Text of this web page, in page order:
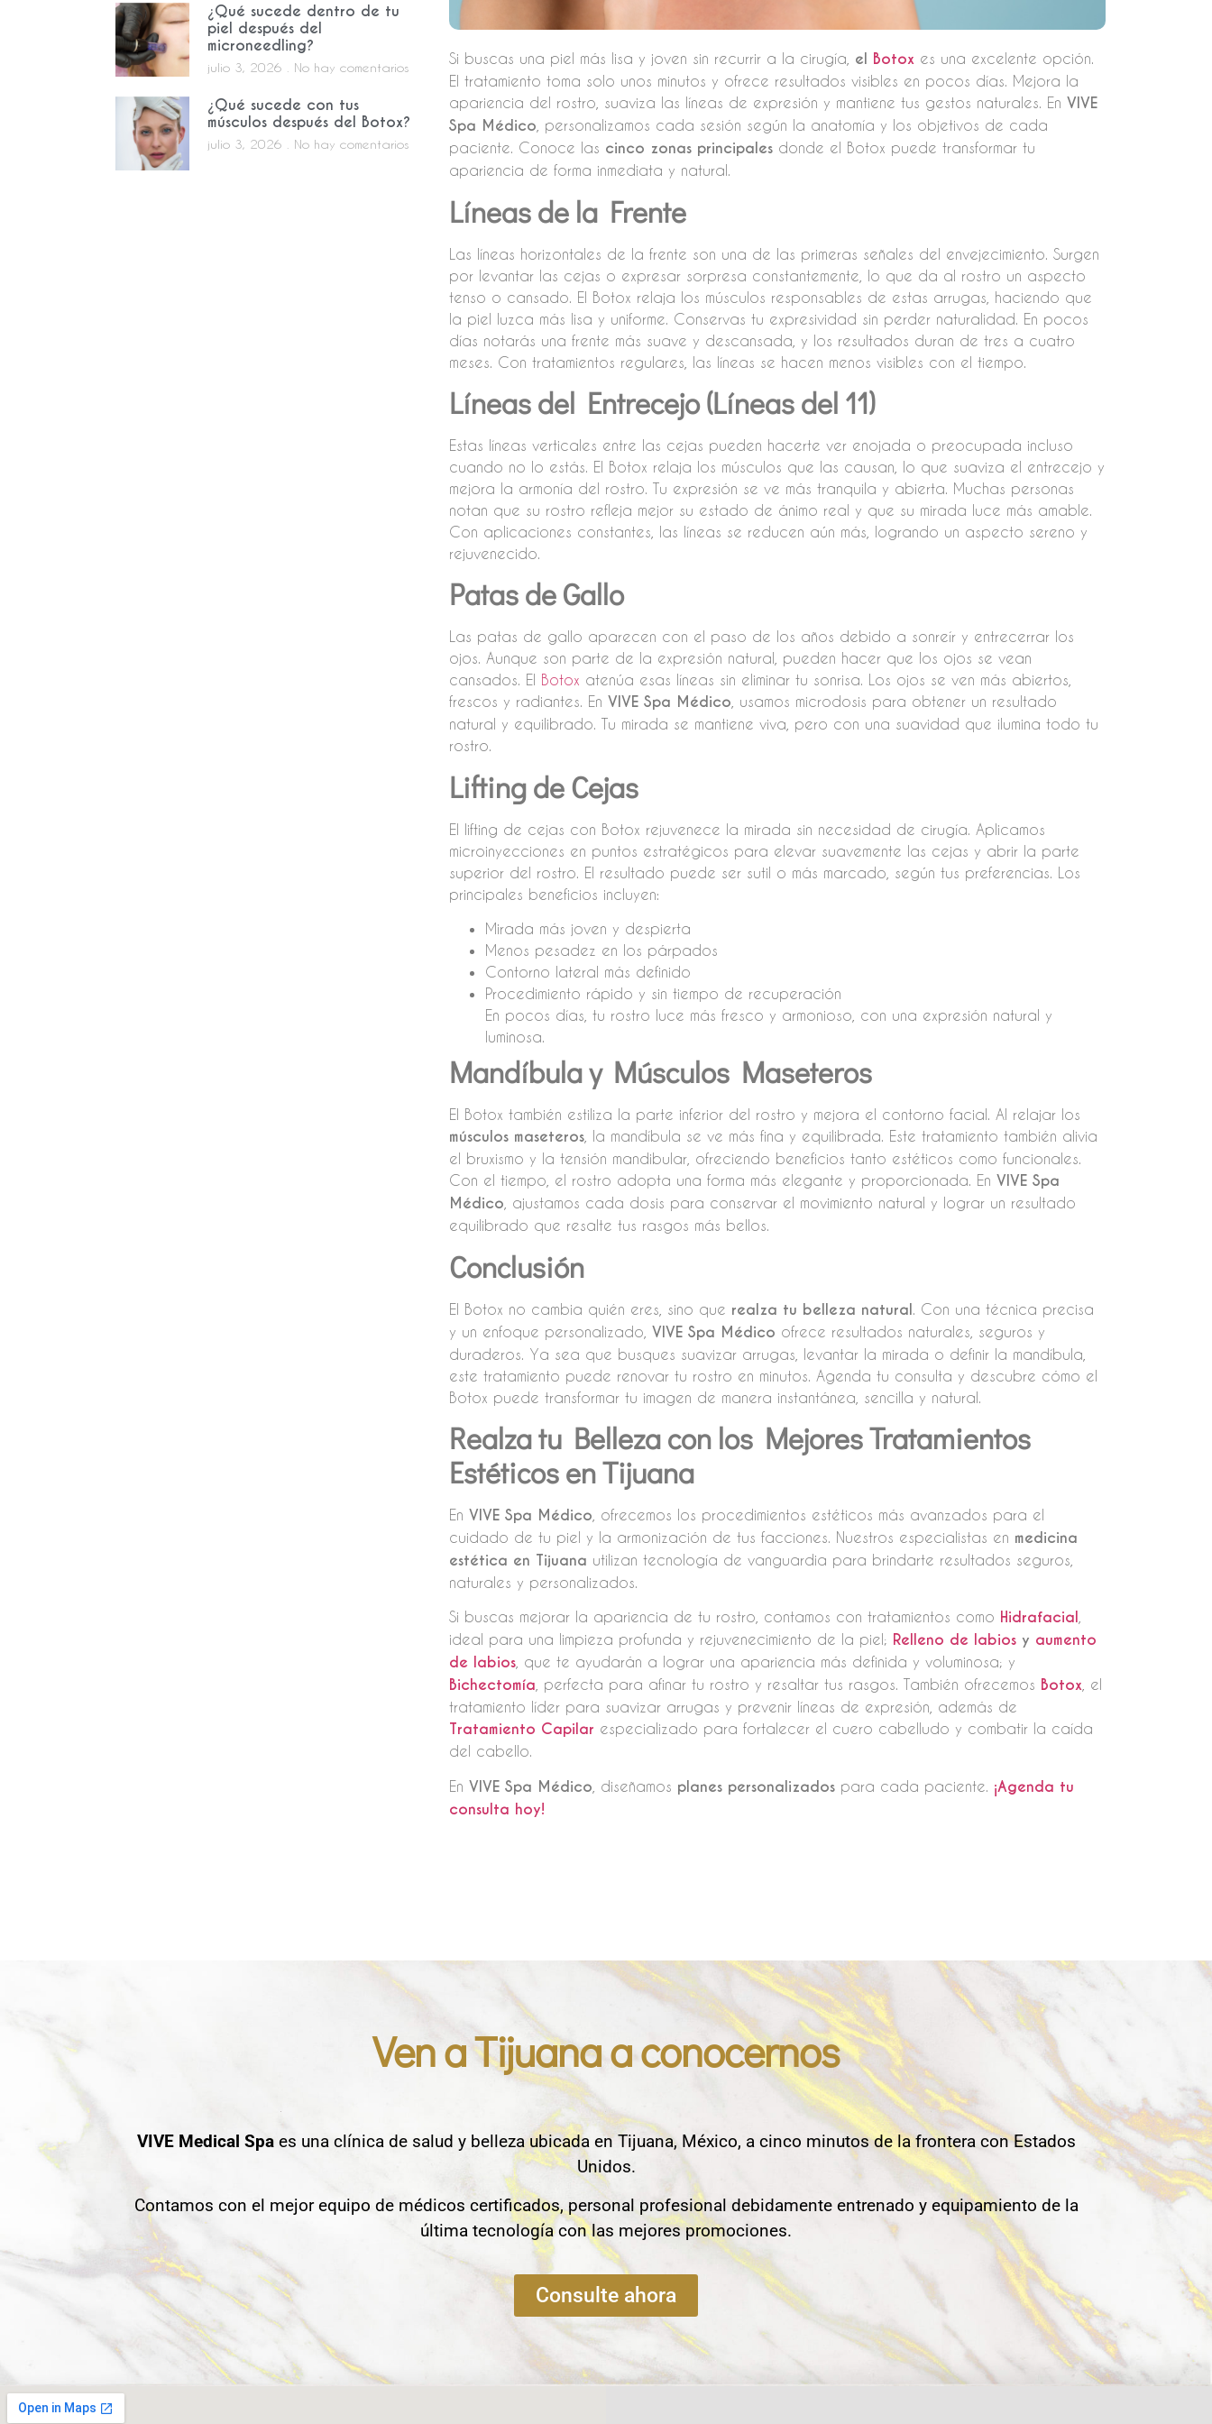
¿Qué sucede dentro de tu
piel después del
microneedling?
julio 3, 2026 No hay comentarios
¿Qué sucede con tus
músculos después del Botox?
julio 3, 2026 No hay comentarios
Si buscas una piel más lisa y joven sin recurrir a la cirugía, el Botox es una excelente opción.
El tratamiento toma solo unos minutos y ofrece resultados visibles en pocos días. Mejora la
apariencia del rostro, suaviza las líneas de expresión y mantiene tus gestos naturales. En VIVE
Spa Médico , personalizamos cada sesión según la anatomía y los objetivos de cada
paciente. Conoce las cinco zonas principalesdonde el Botox puede transformar tu
apariencia de forma inmediata y natural.
Líneas de la Frente
Las líneas horizontales de la frente son una de las primeras señales del envejecimiento. Surgen
por levantar las cejas o expresar sorpresa constantemente, lo que da al rostro un aspecto
tenso o cansado. El Botox relaja los músculos responsables de estas arrugas, haciendo que
la piel luzca más lisa y uniforme. Conservas tu expresividad sin perder naturalidad. En pocos
días notarás una frente más suave y descansada, y los resultados duran de tres a cuatro
meses. Con tratamientos regulares, las líneas se hacen menos visibles con el tiempo.
Líneas del Entrecejo (Líneas del 11)
Estas líneas verticales entre las cejas pueden hacerte ver enojada o preocupada incluso
cuando no lo estás. El Botox relaja los músculos que las causan, lo que suaviza el entrecejo y
mejora la armonía del rostro. Tu expresión se ve más tranquila y abierta. Muchas personas
notan que su rostro refleja mejor su estado de ánimo real y que su mirada luce más amable.
Con aplicaciones constantes, las líneas se reducen aún más, logrando un aspecto sereno y
rejuvenecido.
Patas de Gallo
Las patas de gallo aparecen con el paso de los años debido a sonreír y entrecerrar los
ojos. Aunque son parte de la expresión natural, pueden hacer que los ojos se vean
cansados. El Botox atenúa esas líneas sin eliminar tu sonrisa. Los ojos se ven más abiertos,
frescos y radiantes. En VIVE Spa Médico , usamos microdosis para obtener un resultado
natural y equilibrado. Tu mirada se mantiene viva, pero con una suavidad que ilumina todo tu
rostro.
Lifting de Cejas
El lifting de cejas con Botox rejuvenece la mirada sin necesidad de cirugía. Aplicamos
microinyecciones en puntos estratégicos para elevar suavemente las cejas y abrir la parte
superior del rostro. El resultado puede ser sutil o más marcado, según tus preferencias. Los
principales beneficios incluyen:
Mirada más joven y despierta
Menos pesadez en los párpados
Contorno lateral más definido
Procedimiento rápido y sin tiempo de recuperación
En pocos días, tu rostro luce más fresco y armonioso, con una expresión natural y
luminosa.
Mandíbula y Músculos Maseteros
El Botox también estiliza la parte inferior del rostro y mejora el contorno facial. Al relajar los
músculos maseteros, la mandíbula se ve más fina y equilibrada. Este tratamiento también alivia
el bruxismo y la tensión mandibular, ofreciendo beneficios tanto estéticos como funcionales.
Con el tiempo, el rostro adopta una forma más elegante y proporcionada. En VIVE Spa
Médico , ajustamos cada dosis para conservar el movimiento natural y lograr un resultado
equilibrado que resalte tus rasgos más bellos.
Conclusión
El Botox no cambia quién eres, sino que realza tu belleza natural . Con una técnica precisa
y un enfoque personalizado, VIVE Spa Médico ofrece resultados naturales, seguros y
duraderos. Ya sea que busques suavizar arrugas, levantar la mirada o definir la mandíbula,
este tratamiento puede renovar tu rostro en minutos. Agenda tu consulta y descubre cómo el
Botox puede transformar tu imagen de manera instantánea, sencilla y natural.
Realza tu Belleza con los Mejores Tratamientos
Estéticos en Tijuana
En VIVE Spa Médico , ofrecemos los procedimientos estéticos más avanzados para el
cuidado de tu piel y la armonización de tus facciones. Nuestros especialistas en medicina
estética en Tijuana utilizan tecnología de vanguardia para brindarte resultados seguros,
naturales y personalizados.
Si buscas mejorar la apariencia de tu rostro, contamos con tratamientos como Hidrafacial
ideal para una limpieza profunda y rejuvenecimiento de la piel; Relleno de labiosy aumento
de labios, que te ayudarán a lograr una apariencia más definida y voluminosa; y
Bichectomía , perfecta para afinar tu rostro y resaltar tus rasgos. También ofrecemos Botox , el
tratamiento líder para suavizar arrugas y prevenir líneas de expresión, además de
Tratamiento Capilar especializado para fortalecer el cuero cabelludo y combatir la caída
del cabello.
En VIVE Spa Médico , diseñamos planes personalizadospara cada paciente. ¡Agenda tu
consulta hoy!
Ven a Tijuana a conocernos
VIVE Medical Spaes una clínica de salud y belleza ubicada en Tijuana, México, a cinco minutos de la frontera con Estados
Unidos.
Contamos con el mejor equipo de médicos certificados, personal profesional debidamente entrenado y equipamiento de la
última tecnología con las mejores promociones.
Consulte ahora